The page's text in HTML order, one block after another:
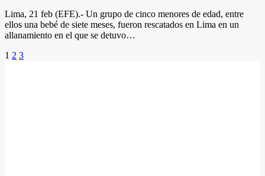
Lima, 21 feb (EFE).- Un grupo de cinco menores de edad, entre
ellos una bebé de siete meses, fueron rescatados en Lima en un
allanamiento en el que se detuvo…
Posts
1 2 3